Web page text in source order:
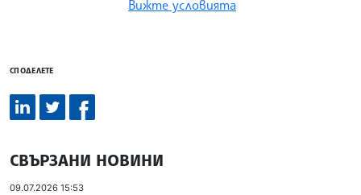
Вижте условията
СПОДЕЛЕТЕ
СВЪРЗАНИ НОВИНИ
09.07.2026 15:53